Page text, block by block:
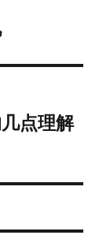
点理解